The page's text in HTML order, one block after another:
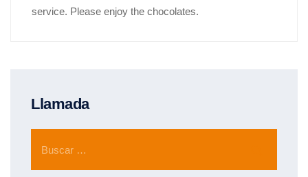
service. Please enjoy the chocolates.
Llamada